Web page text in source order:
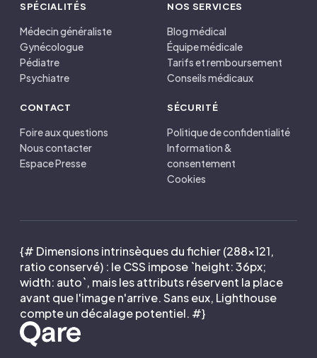
SPÉCIALITÉS
Médecin généraliste
Gynécologue
Pédiatre
Psychiatre
NOS SERVICES
Blog médical
Équipe médicale
Tarifs et remboursement
Conseils médicaux
CONTACT
Foire aux questions
Nous contacter
Espace Presse
SÉCURITÉ
Politique de confidentialité
Information &
consentement
Cookies
{# Dimensions intrinsèques du fichier (288×121,
ratio conservé) : le CSS impose `height: 36px;
width: auto`, mais les attributs réservent la place
avant que l'image n'arrive. Sans eux, Lighthouse
compte un décalage potentiel. #}